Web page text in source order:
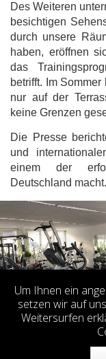
Des Weiteren
besichtigen
durch unsere
haben, eröffnen
das
betrifft. Im
nur auf der
keine Grenzen
Die Presse
und
einem der
Deutschland macht.
©
Um Ihnen ein
setzen wir auf
Weitersurfen